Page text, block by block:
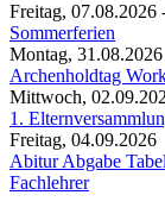
Freitag, 07.08.2026
Sommerferien
Montag, 31.08.2026
Archenholdtag
Mittwoch,
1.
Freitag, 04.09.2026
Abitur Abgabe
Fachlehrer